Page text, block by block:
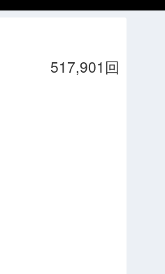
517,901回